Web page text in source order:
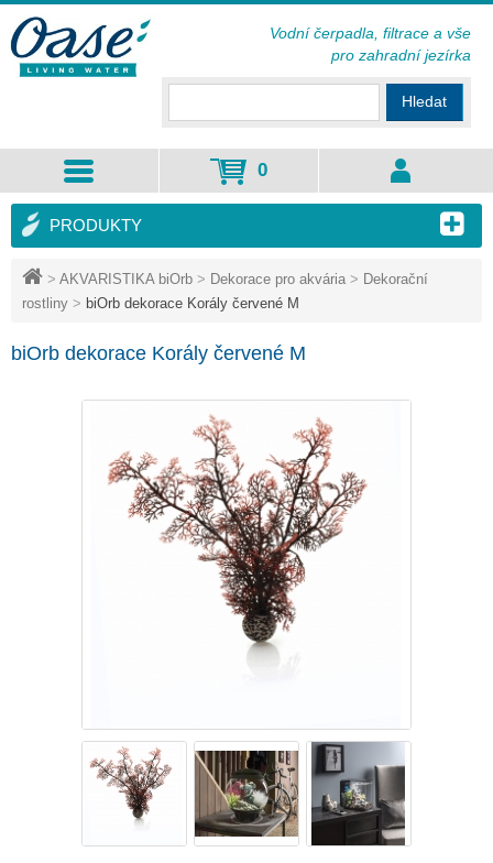
> AKVARISTIKA biOrb > Dekorace pro akvária > Dekorační
rostliny > biOrb dekorace Korály červené M
biOrb dekorace Korály červené M
PRODUKTY
Hledat
0
Vodní čerpadla, filtrace a vše
pro zahradní jezírka